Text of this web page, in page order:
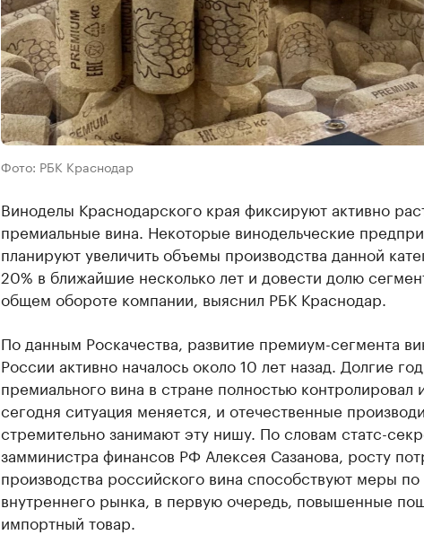
Фото: РБК Краснодар
Виноделы Краснодарского края фиксируют активно
премиальные вина. Некоторые винодельческие
планируют увеличить объемы производства данной
20% в ближайшие несколько лет и довести долю
общем обороте компании, выяснил РБК Краснодар.
По данным Роскачества, развитие премиум-сегмента
России активно началось около 10 лет назад. Долгие
премиального вина в стране полностью контролировал
сегодня ситуация меняется, и отечественные
стремительно занимают эту нишу. По словам статс-
замминистра финансов РФ Алексея Сазанова, росту
производства российского вина способствуют меры
внутреннего рынка, в первую очередь, повышенные
импортный товар.